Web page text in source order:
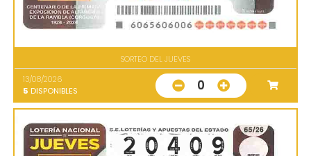
SORTEO DEL JUEVES
13/08/2026
5 DISPONIBLES 0